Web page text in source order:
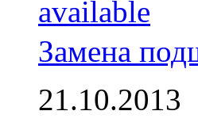
Замена
21.10.2013